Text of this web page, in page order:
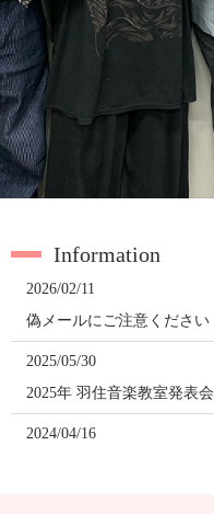
Information
2026/02/11
偽メールにご注意ください
2025/05/30
2025年 羽住音楽教室発表会
2024/04/16